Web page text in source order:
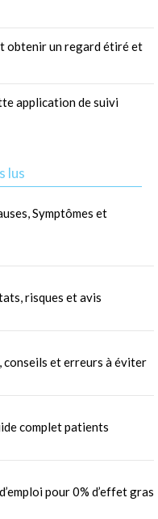
obtenir un regard étiré et
application de suivi
lus
Symptômes et
risques et avis
conseils et erreurs à éviter
complet patients
pour 0% d’effet gras